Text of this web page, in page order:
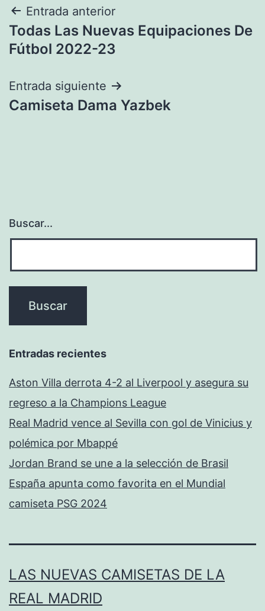
Navegación
de
Entrada anterior
Todas Las Nuevas Equipaciones De
Fútbol 2022-23
Entrada siguiente
Camiseta Dama Yazbek
Buscar...
Entradas recientes
Aston Villa derrota 4-2 al Liverpool y asegura su
regreso a la Champions League
Real Madrid vence al Sevilla con gol de Vinicius y
polémica por Mbappé
Jordan Brand se une a la selección de Brasil
España apunta como favorita en el Mundial
camiseta PSG 2024
LAS NUEVAS CAMISETAS DE LA
REAL MADRID